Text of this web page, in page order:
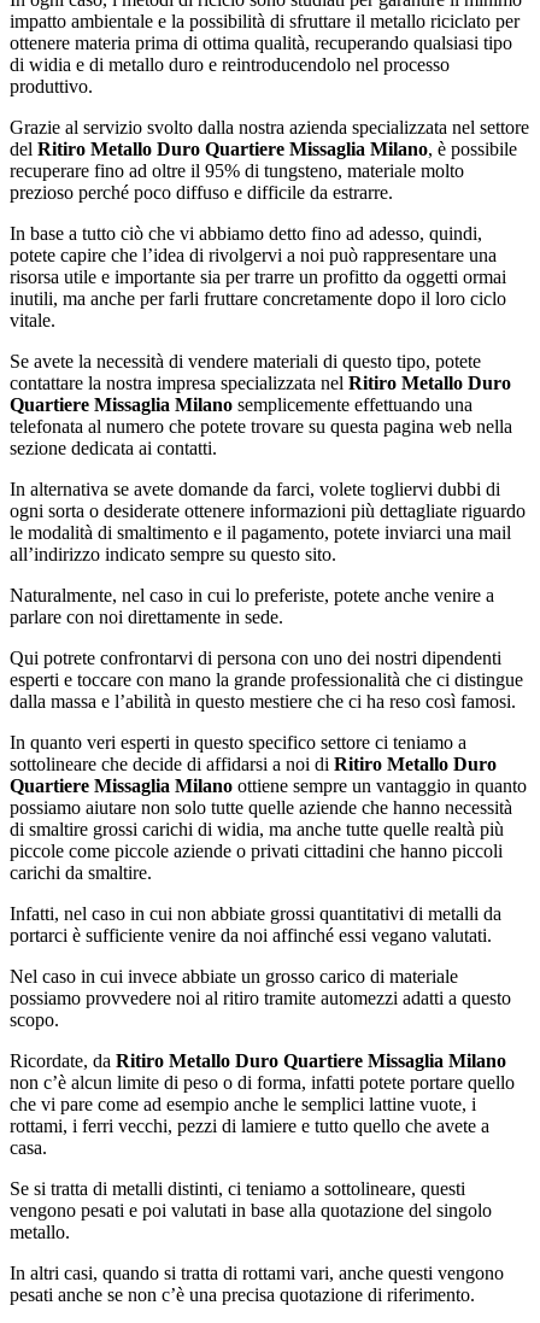
impatto ambientale e la possibilità di sfruttare il metallo riciclato per
ottenere materia prima di ottima qualità, recuperando qualsiasi tipo
di widia e di metallo duro e reintroducendolo nel processo
produttivo.
Grazie al servizio svolto dalla nostra azienda specializzata nel settore
del Ritiro Metallo Duro Quartiere Missaglia Milano, è possibile
recuperare fino ad oltre il 95% di tungsteno, materiale molto
prezioso perché poco diffuso e difficile da estrarre.
In base a tutto ciò che vi abbiamo detto fino ad adesso, quindi,
potete capire che l’idea di rivolgervi a noi può rappresentare una
risorsa utile e importante sia per trarre un profitto da oggetti ormai
inutili, ma anche per farli fruttare concretamente dopo il loro ciclo
vitale.
Se avete la necessità di vendere materiali di questo tipo, potete
contattare la nostra impresa specializzata nel Ritiro Metallo Duro
Quartiere Missaglia Milano semplicemente effettuando una
telefonata al numero che potete trovare su questa pagina web nella
sezione dedicata ai contatti.
In alternativa se avete domande da farci, volete togliervi dubbi di
ogni sorta o desiderate ottenere informazioni più dettagliate riguardo
le modalità di smaltimento e il pagamento, potete inviarci una mail
all’indirizzo indicato sempre su questo sito.
Naturalmente, nel caso in cui lo preferiste, potete anche venire a
parlare con noi direttamente in sede.
Qui potrete confrontarvi di persona con uno dei nostri dipendenti
esperti e toccare con mano la grande professionalità che ci distingue
dalla massa e l’abilità in questo mestiere che ci ha reso così famosi.
In quanto veri esperti in questo specifico settore ci teniamo a
sottolineare che decide di affidarsi a noi di Ritiro Metallo Duro
Quartiere Missaglia Milano ottiene sempre un vantaggio in quanto
possiamo aiutare non solo tutte quelle aziende che hanno necessità
di smaltire grossi carichi di widia, ma anche tutte quelle realtà più
piccole come piccole aziende o privati cittadini che hanno piccoli
carichi da smaltire.
Infatti, nel caso in cui non abbiate grossi quantitativi di metalli da
portarci è sufficiente venire da noi affinché essi vegano valutati.
Nel caso in cui invece abbiate un grosso carico di materiale
possiamo provvedere noi al ritiro tramite automezzi adatti a questo
scopo.
Ricordate, da Ritiro Metallo Duro Quartiere Missaglia Milano
non c’è alcun limite di peso o di forma, infatti potete portare quello
che vi pare come ad esempio anche le semplici lattine vuote, i
rottami, i ferri vecchi, pezzi di lamiere e tutto quello che avete a
casa.
Se si tratta di metalli distinti, ci teniamo a sottolineare, questi
vengono pesati e poi valutati in base alla quotazione del singolo
metallo.
In altri casi, quando si tratta di rottami vari, anche questi vengono
pesati anche se non c’è una precisa quotazione di riferimento.